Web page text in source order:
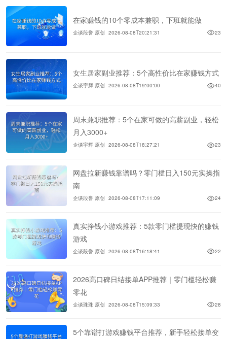
在家赚钱的10个零成本兼职，下班就能做
企谈段誉 原创 2026-08-08T20:21:31 23
女生居家副业推荐：5个高性价比在家赚钱方式
企谈宇辉 原创 2026-08-08T19:00:00 40
周末兼职推荐：5个在家可做的高薪副业，轻松
月入3000+
企谈宇辉 原创 2026-08-08T18:27:21 23
网盘拉新赚钱靠谱吗？零门槛日入150元实操指
南
企谈段誉 原创 2026-08-08T17:11:09 24
真实挣钱小游戏推荐：5款零门槛提现快的赚钱
游戏
企谈段誉 原创 2026-08-08T16:18:41 22
2026高口碑日结接单APP推荐｜零门槛轻松赚
零花
企谈珠珠 原创 2026-08-08T15:09:33 28
5个靠谱打游戏赚钱平台推荐，新手轻松接单变